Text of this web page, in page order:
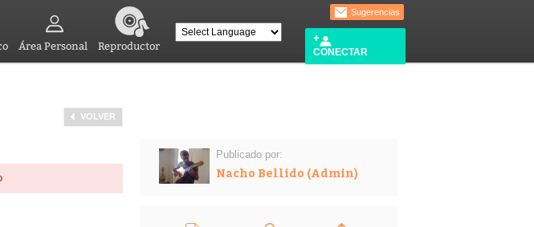
Área Personal Reproductor
Sugerencias
CONECTAR
VOLVER
Publicado por:
Nacho Bellido (Admin)